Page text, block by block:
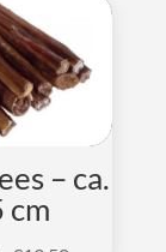
€14,50
– ca.
cm